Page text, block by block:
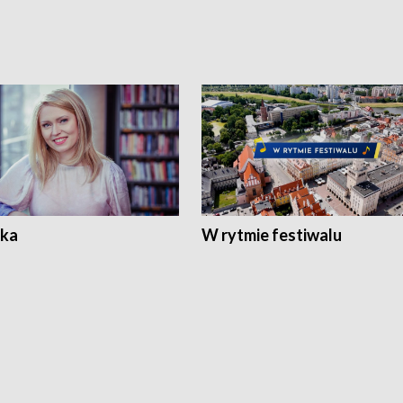
W rytmie festiwalu